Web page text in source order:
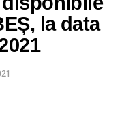
la data